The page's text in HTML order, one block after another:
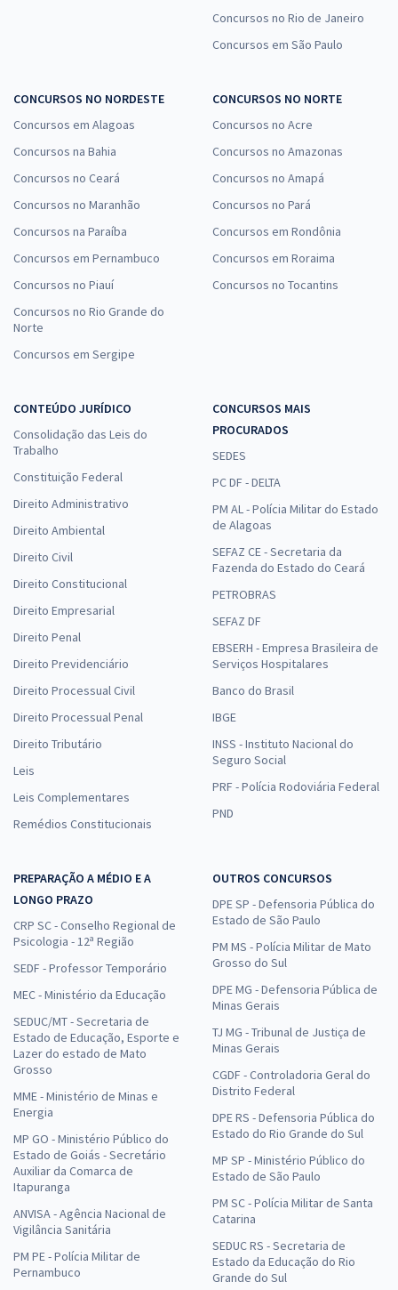
Concursos no Rio de Janeiro
Concursos em São Paulo
CONCURSOS NO NORDESTE
Concursos em Alagoas
Concursos na Bahia
Concursos no Ceará
Concursos no Maranhão
Concursos na Paraíba
Concursos em Pernambuco
Concursos no Piauí
Concursos no Rio Grande do
Norte
Concursos em Sergipe
CONCURSOS NO NORTE
Concursos no Acre
Concursos no Amazonas
Concursos no Amapá
Concursos no Pará
Concursos em Rondônia
Concursos em Roraima
Concursos no Tocantins
CONTEÚDO JURÍDICO
Consolidação das Leis do
Trabalho
Constituição Federal
Direito Administrativo
Direito Ambiental
Direito Civil
Direito Constitucional
Direito Empresarial
Direito Penal
Direito Previdenciário
Direito Processual Civil
Direito Processual Penal
Direito Tributário
Leis
Leis Complementares
Remédios Constitucionais
CONCURSOS MAIS
PROCURADOS
SEDES
PC DF - DELTA
PM AL - Polícia Militar do Estado
de Alagoas
SEFAZ CE - Secretaria da
Fazenda do Estado do Ceará
PETROBRAS
SEFAZ DF
EBSERH - Empresa Brasileira de
Serviços Hospitalares
Banco do Brasil
IBGE
INSS - Instituto Nacional do
Seguro Social
PRF - Polícia Rodoviária Federal
PND
PREPARAÇÃO A MÉDIO E A
LONGO PRAZO
CRP SC - Conselho Regional de
Psicologia - 12ª Região
SEDF - Professor Temporário
MEC - Ministério da Educação
SEDUC/MT - Secretaria de
Estado de Educação, Esporte e
Lazer do estado de Mato
Grosso
MME - Ministério de Minas e
Energia
MP GO - Ministério Público do
Estado de Goiás - Secretário
Auxiliar da Comarca de
Itapuranga
ANVISA - Agência Nacional de
Vigilância Sanitária
PM PE - Polícia Militar de
Pernambuco
OUTROS CONCURSOS
DPE SP - Defensoria Pública do
Estado de São Paulo
PM MS - Polícia Militar de Mato
Grosso do Sul
DPE MG - Defensoria Pública de
Minas Gerais
TJ MG - Tribunal de Justiça de
Minas Gerais
CGDF - Controladoria Geral do
Distrito Federal
DPE RS - Defensoria Pública do
Estado do Rio Grande do Sul
MP SP - Ministério Público do
Estado de São Paulo
PM SC - Polícia Militar de Santa
Catarina
SEDUC RS - Secretaria de
Estado da Educação do Rio
Grande do Sul